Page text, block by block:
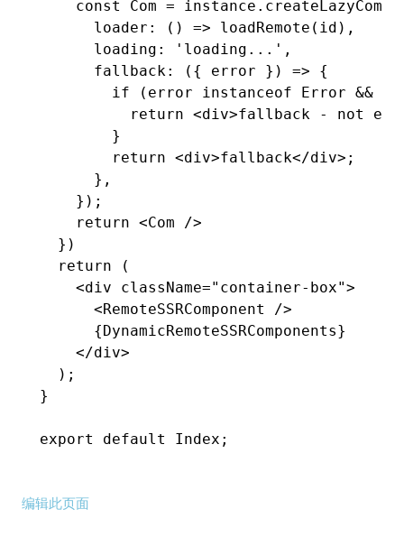
    const
Com = instance
      loader
: () => loadRemote (id) ,
      loading
: 'loading...' ,
      fallback
: ({ error }) => {
        if
(error instanceof Error &&
          return
<div>fallback - not
        }
        return
<div>fallback</div>;
      }
,
    });
    return
<Com />
  })
  return
(
    <
div className="container-box">
      <
RemoteSSRComponent
/>
      {DynamicRemoteSSRComponents}
    </
div>
  );
}
export default Index;
编辑此页面